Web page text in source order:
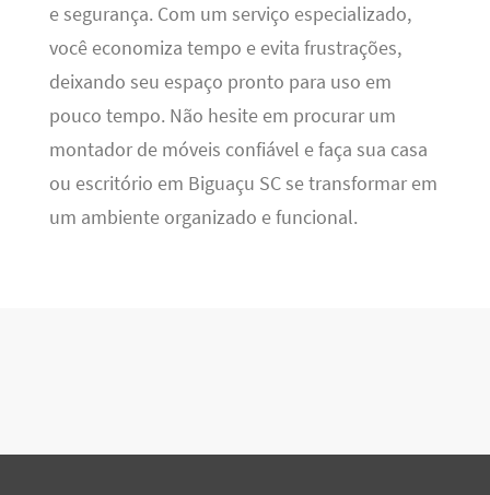
e segurança. Com um serviço especializado,
você economiza tempo e evita frustrações,
deixando seu espaço pronto para uso em
pouco tempo. Não hesite em procurar um
montador de móveis confiável e faça sua casa
ou escritório em Biguaçu SC se transformar em
um ambiente organizado e funcional.